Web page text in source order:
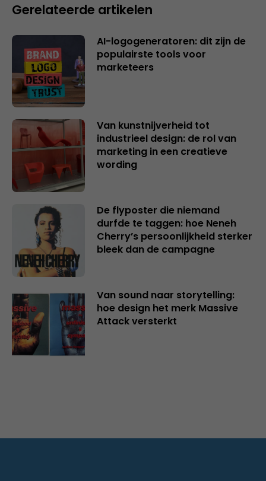
Gerelateerde artikelen
AI-logogeneratoren: dit zijn de
populairste tools voor
marketeers
Van kunstnijverheid tot
industrieel design: de rol van
marketing in een creatieve
wording
De flyposter die niemand
durfde te taggen: hoe Neneh
Cherry’s persoonlijkheid sterker
bleek dan de campagne
Van sound naar storytelling:
hoe design het merk Massive
Attack versterkt